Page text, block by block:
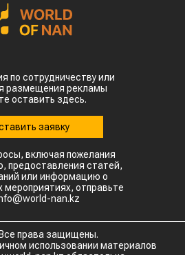
по сотрудничеству или
размещения рекламы
оставить здесь.
заявку
включая пожелания
предоставления статей,
или информацию о
мероприятиях, отправьте
nan.kz
права защищены.
использовании материалов